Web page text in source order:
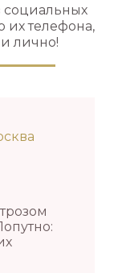
социальных
их телефона,
лично!